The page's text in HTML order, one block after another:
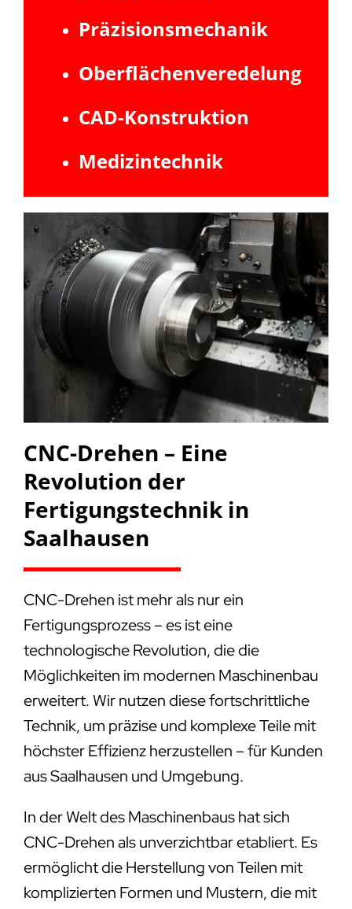
Präzisionsmechanik
Oberflächenveredelung
CAD-Konstruktion
Medizintechnik
CNC-Drehen – Eine
Revolution der
Fertigungstechnik in
Saalhausen
CNC-Drehen ist mehr als nur ein
Fertigungsprozess – es ist eine
technologische Revolution, die die
Möglichkeiten im modernen Maschinenbau
erweitert. Wir nutzen diese fortschrittliche
Technik, um präzise und komplexe Teile mit
höchster Effizienz herzustellen – für Kunden
aus Saalhausen und Umgebung.
In der Welt des Maschinenbaus hat sich
CNC-Drehen als unverzichtbar etabliert. Es
ermöglicht die Herstellung von Teilen mit
komplizierten Formen und Mustern, die mit